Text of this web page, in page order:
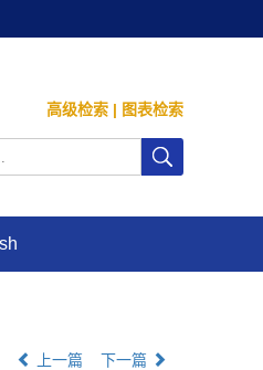
高级检索 | 图表检索
上一篇 下一篇